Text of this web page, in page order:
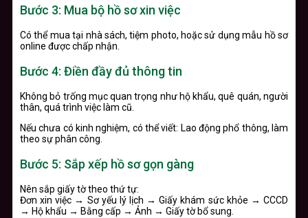
Bước 3: Mua bộ hồ sơ xin việc
Có thể mua tại nhà sách, tiệm photo, hoặc sử dụng mẫu hồ sơ
online được chấp nhận.
Bước 4: Điền đầy đủ thông tin
Không bỏ trống mục quan trọng như hộ khẩu, quê quán, người
thân, quá trình việc làm cũ.
Nếu chưa có kinh nghiệm, có thể viết: Lao động phổ thông, làm
theo sự phân công.
Bước 5: Sắp xếp hồ sơ gọn gàng
Nên sắp giấy tờ theo thứ tự:
Đơn xin việc → Sơ yếu lý lịch → Giấy khám sức khỏe → CCCD
→ Hộ khẩu → Bằng cấp → Ảnh → Giấy tờ bổ sung.